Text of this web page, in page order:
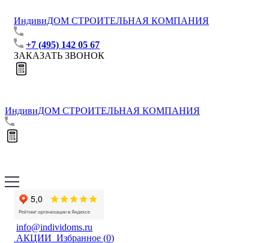
ИндивиДОМ СТРОИТЕЛЬНАЯ КОМПАНИЯ
+7 (495) 142 05 67
ЗАКАЗАТЬ ЗВОНОК
ИндивиДОМ СТРОИТЕЛЬНАЯ КОМПАНИЯ
info@individoms.ru
АКЦИИ Избранное (0)